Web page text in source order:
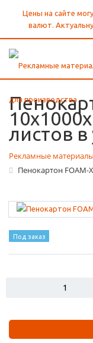
Цены на сайте
валют.
листов в
Рекламные материалы
Пенокартон FOAM-
Под заказ